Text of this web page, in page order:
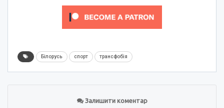
Білорусь спорт трансфобія
Залишити коментар